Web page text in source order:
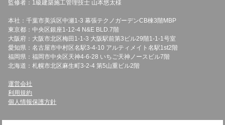
監修者：1級建築施工管理技士 山本悠太様
本社：千葉市美浜区中瀬1-3 幕張テクノガーデンCB棟3階MBP
東京都：中央区銀座1-12-4 N&E BLD.7階
大阪府：大阪市北区梅田1-1-3 大阪駅前第3ビル29階1-1-1号室
愛知県：名古屋市中村区名駅3-4-10 アルティメイト名駅1st2階
福岡県：福岡市中央区天神4-6-28 いちご天神ノースビル7階
北海道：札幌市北区麻生町3-2-4 第5山重ビル2階
運営会社
利用規約
個人情報保護方針